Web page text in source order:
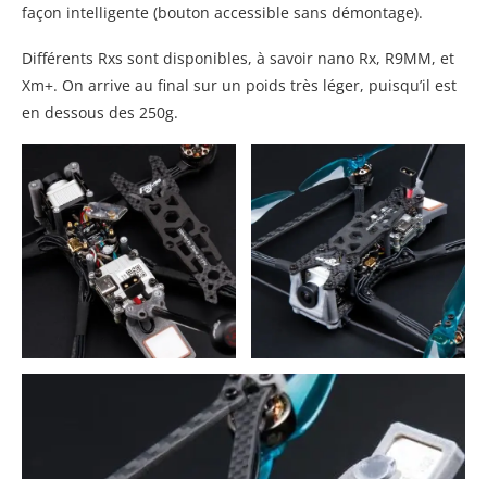
façon intelligente (bouton accessible sans démontage).
Différents Rxs sont disponibles, à savoir nano Rx, R9MM, et
Xm+. On arrive au final sur un poids très léger, puisqu’il est
en dessous des 250g.